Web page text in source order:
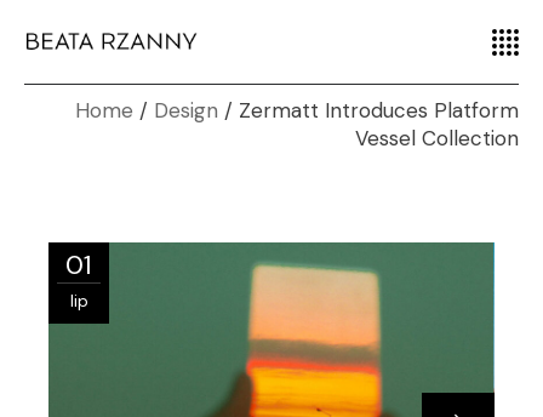
Home Design
Zermatt Introduces Platform
Vessel Collection
01
lip